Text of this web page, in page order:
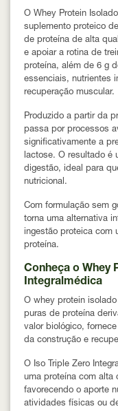
O Whey Protein
suplemento proteico
de proteína de alta
e apoiar a rotina de
proteína, além de 6 g
essenciais, nutrientes
recuperação muscular.
Produzido a partir da
passa por processos
significativamente a
lactose. O resultado é
digestão, ideal para
nutricional.
Com formulação sem
torna uma alternativa
ingestão proteica com
proteína.
Conheça o Whey
Integralmédica
O whey protein
puras de proteína
valor biológico,
da construção e
O Iso Triple Zero
uma proteína com alta
favorecendo o aporte
atividades físicas ou